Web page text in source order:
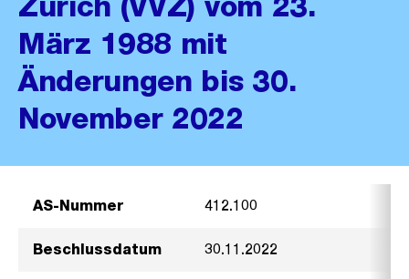
März 1988 mit
Änderungen bis 30.
November 2022
AS-Nummer 412.100
Beschlussdatum 30.11.2022